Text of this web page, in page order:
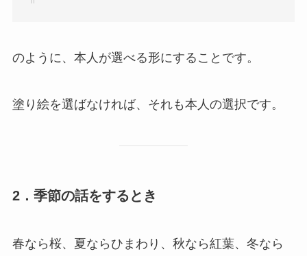
のように、本人が選べる形にすることです。
塗り絵を選ばなければ、それも本人の選択です。
2．季節の話をするとき
春なら桜、夏ならひまわり、秋なら紅葉、冬なら